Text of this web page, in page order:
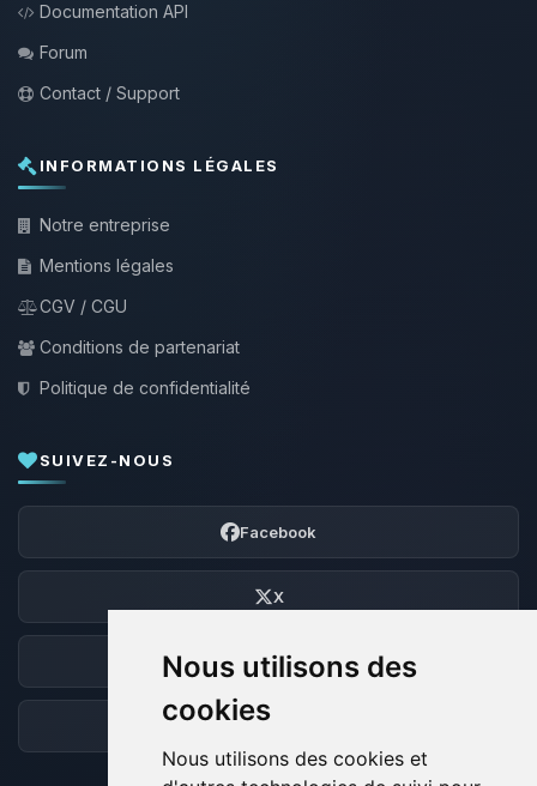
Nous utilisons des
cookies
Nous utilisons des cookies et
Documentation API
Forum
Contact / Support
INFORMATIONS LÉGALES
Notre entreprise
Mentions légales
CGV / CGU
Conditions de partenariat
Politique de confidentialité
SUIVEZ-NOUS
Facebook
X
Discord
Forum